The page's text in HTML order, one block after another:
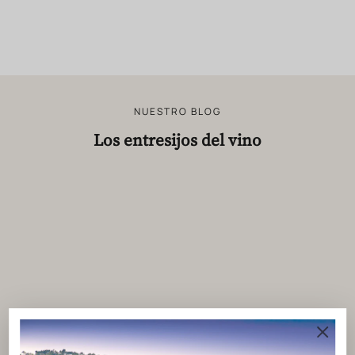
NUESTRO BLOG
Los entresijos del vino
EL
TINTO